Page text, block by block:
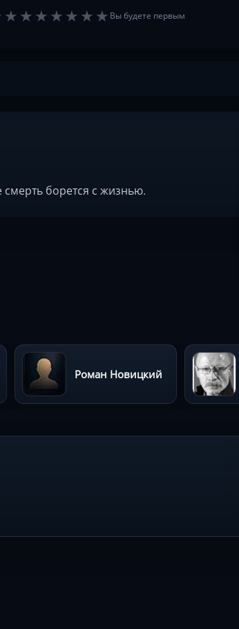
★★★★★★★ Вы будете первым
борется с жизнью.
Роман Новицкий